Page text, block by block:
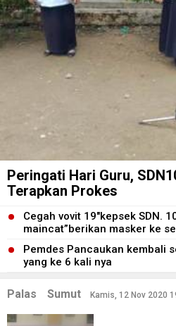
Peringati Hari Guru,
Terapkan Prokes
Cegah vovit 19″kepsek SDN.
maincat”berikan masker ke
Pemdes Pancaukan kembali
yang ke 6 kali nya
Palas Sumut Kamis, 12 Nov 2020